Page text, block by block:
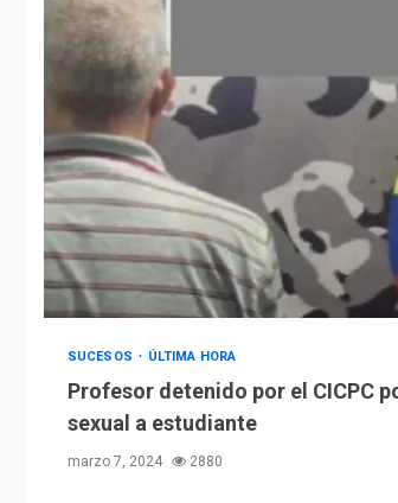
SUCESOS ÚLTIMA HORA
Profesor detenido por el CICPC
sexual a estudiante
marzo 7, 2024 2880